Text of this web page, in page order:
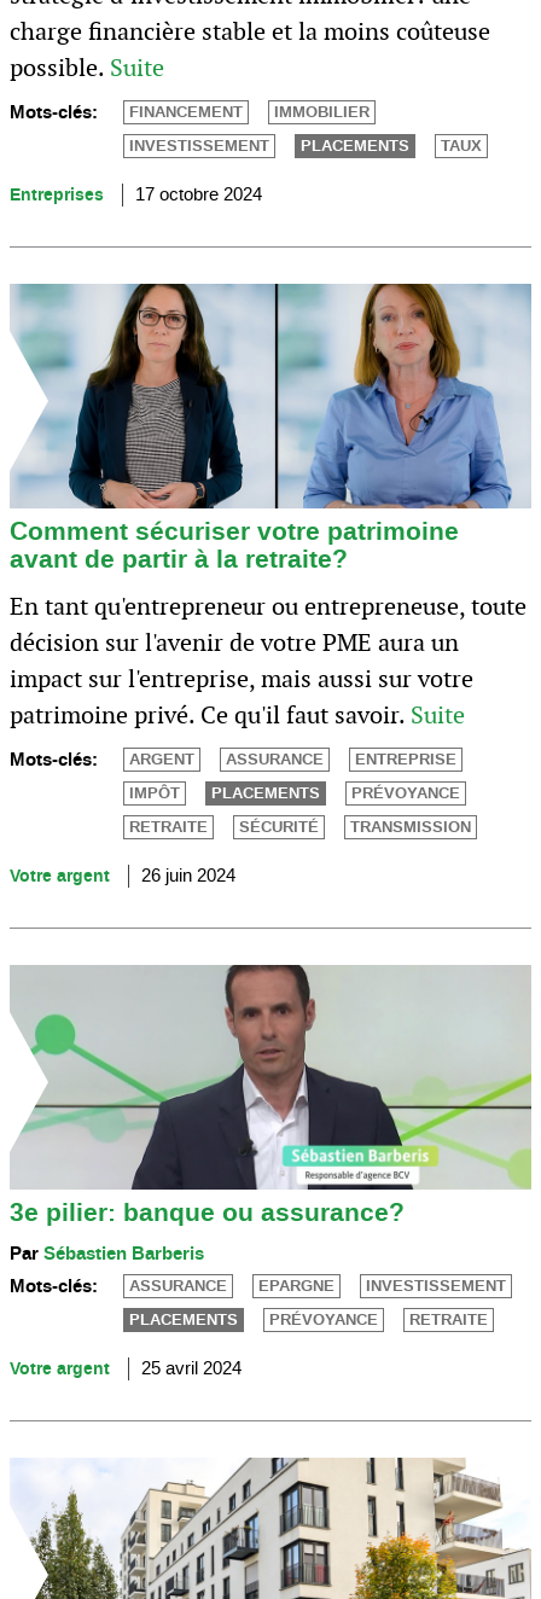
charge financière stable et la moins coûteuse
possible. Suite
Mots-clés: FINANCEMENT
IMMOBILIER
INVESTISSEMENT
PLACEMENTS TAUX
Entreprises 17 octobre 2024
Comment sécuriser votre patrimoine
avant de partir à la retraite?
En tant qu'entrepreneur ou entrepreneuse, toute
décision sur l'avenir de votre PME aura un
impact sur l'entreprise, mais aussi sur votre
patrimoine privé. Ce qu'il faut savoir. Suite
Mots-clés: ARGENT ASSURANCE
ENTREPRISE
IMPÔT
PLACEMENTS
PRÉVOYANCE
RETRAITE
SÉCURITÉ TRANSMISSION
Votre argent 26 juin 2024
3e pilier: banque ou assurance?
ParSébastien Barberis
Mots-clés:
ASSURANCE EPARGNE
INVESTISSEMENT
PLACEMENTS
PRÉVOYANCE RETRAITE
Votre argent 25 avril 2024